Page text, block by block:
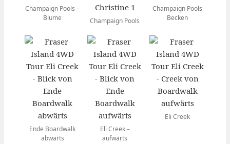
Champaign Pools –
Blume
Champaign Pools
Champaign Pools
Becken
Ende Boardwalk
abwärts
Eli Creek –
aufwärts
Eli Creek